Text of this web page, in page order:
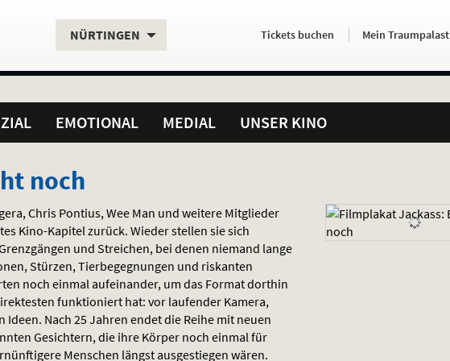
Aktueller
NÜRTINGEN Servicefunktionen
Aktuelles
HierTickets buchen . Mein Traumpalast
EMOTIONAL MEDIAL UNSER KINO
noch
Chris Pontius, Wee Man und weitere Mitglieder
Kino-Kapitel zurück. Wieder stellen sie sich
und Streichen, bei denen niemand lange
Stürzen, Tierbegegnungen und riskanten
noch einmal aufeinander, um das Format dorthin
funktioniert hat: vor laufender Kamera,
Nach 25 Jahren endet die Reihe mit neuen
Gesichtern, die ihre Körper noch einmal für
Menschen längst ausgestiegen wären.